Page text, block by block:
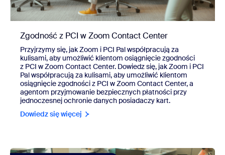
Zgodność z PCI w Zoom Contact Center
Przyjrzymy się, jak Zoom i PCI Pal współpracują za
kulisami, aby umożliwić klientom osiągnięcie zgodności
z PCI w Zoom Contact Center. Dowiedz się, jak Zoom i PCI
Pal współpracują za kulisami, aby umożliwić klientom
osiągnięcie zgodności z PCI w Zoom Contact Center, a
agentom przyjmowanie bezpiecznych płatności przy
jednoczesnej ochronie danych posiadaczy kart.
Dowiedz się więcej
view Routing zależny od pory dnia/godzin funkcjonowania